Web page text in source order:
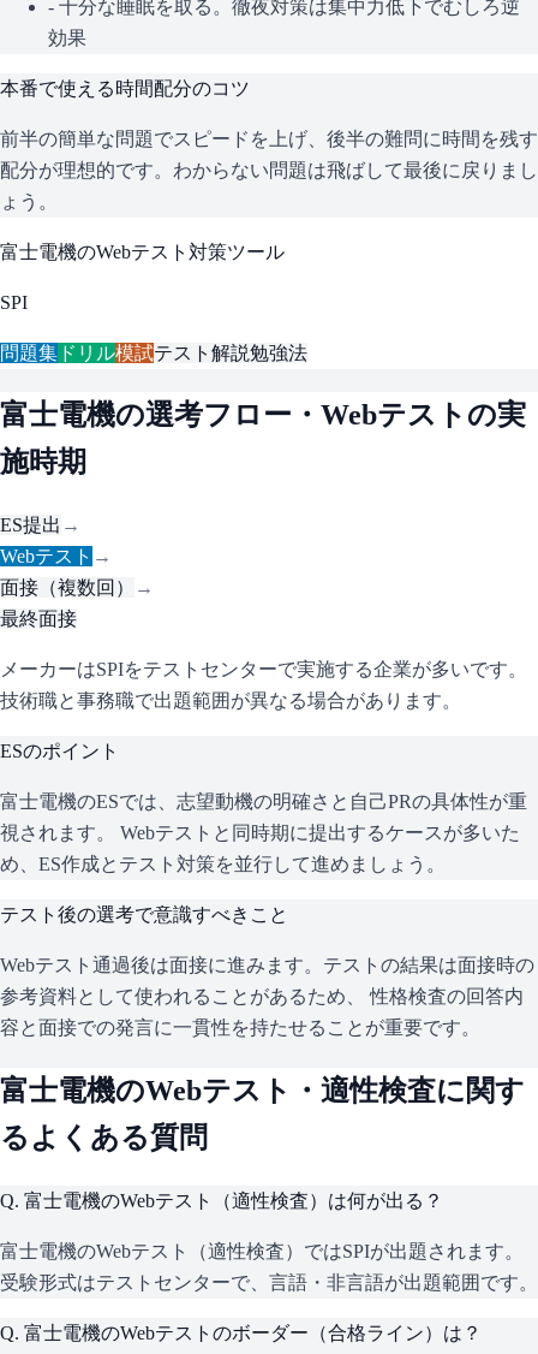
- 十分な睡眠を取る。徹夜対策は集中力低下でむしろ逆
効果
本番で使える時間配分のコツ
前半の簡単な問題でスピードを上げ、後半の難問に時間を残す
配分が理想的です。わからない問題は飛ばして最後に戻りまし
ょう。
富士電機のWebテスト対策ツール
SPI
問題集 ドリル模試テスト解説勉強法
富士電機の選考フロー・Webテストの実
施時期
ES提出 →
Webテスト →
面接（複数回）
→
最終面接
メーカーはSPIをテストセンターで実施する企業が多いです。
技術職と事務職で出題範囲が異なる場合があります。
ESのポイント
富士電機のESでは、志望動機の明確さと自己PRの具体性が重
視されます。 Webテストと同時期に提出するケースが多いた
め、ES作成とテスト対策を並行して進めましょう。
テスト後の選考で意識すべきこと
Webテスト通過後は面接に進みます。テストの結果は面接時の
参考資料として使われることがあるため、 性格検査の回答内
容と面接での発言に一貫性を持たせることが重要です。
富士電機のWebテスト・適性検査に関す
るよくある質問
Q. 富士電機のWebテスト（適性検査）は何が出る？
富士電機のWebテスト（適性検査）ではSPIが出題されます。
受験形式はテストセンターで、言語・非言語が出題範囲です。
Q. 富士電機のWebテストのボーダー（合格ライン）は？